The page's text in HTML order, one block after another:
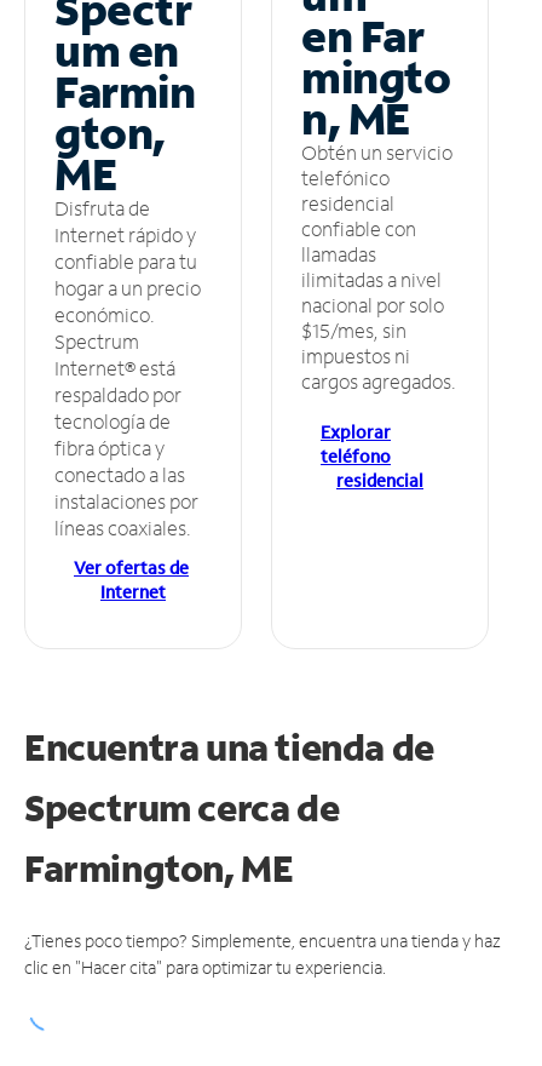
um en
Farmin
gton,
ME
Disfruta de
Internet rápido y
confiable para tu
hogar a un precio
económico.
Spectrum
Internet® está
respaldado por
tecnología de
fibra óptica y
conectado a las
instalaciones por
líneas coaxiales.
Ver ofertas de
Internet
en Far
mingto
n, ME
Obtén un servicio
telefónico
residencial
confiable con
llamadas
ilimitadas a nivel
nacional por solo
$15/mes, sin
impuestos ni
cargos agregados.
Explorar
teléfono
residencial
Encuentra una tienda de
Spectrumcerca de
Farmington, ME
¿Tienes poco tiempo? Simplemente, encuentra una tienda y haz
clic en "Hacer cita" para optimizar tu experiencia.